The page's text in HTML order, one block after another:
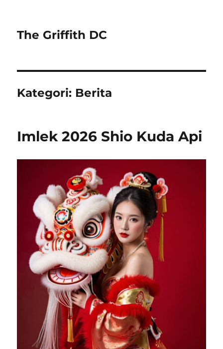
The Griffith DC
Kategori: Berita
Imlek 2026 Shio Kuda Api